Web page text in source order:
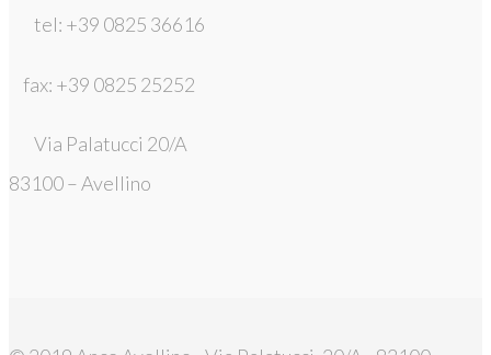
tel: +39 0825 36616
fax: +39 0825 25252
Via Palatucci 20/A
83100 – Avellino